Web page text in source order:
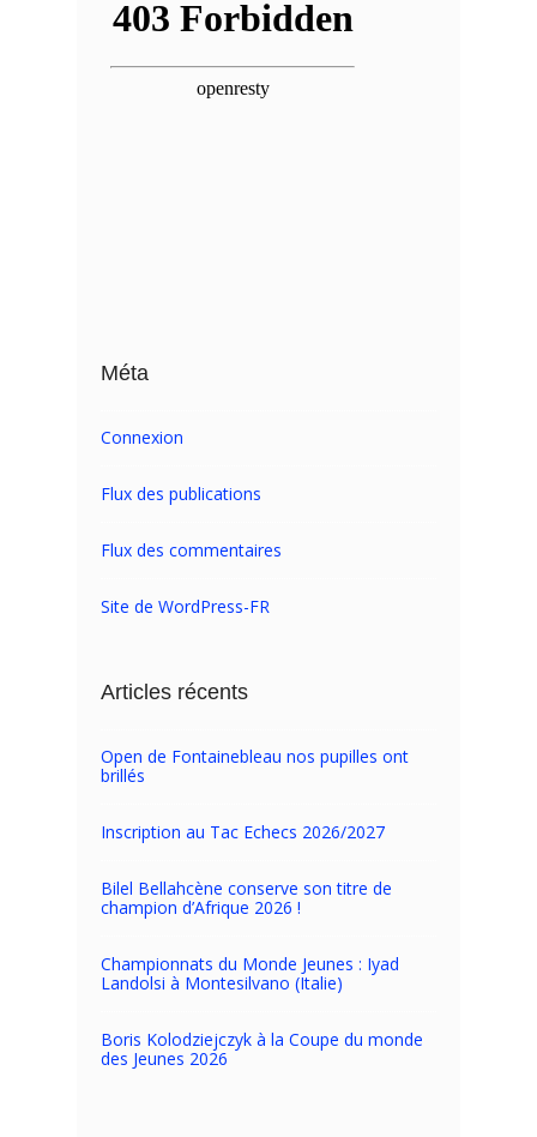
Méta
Connexion
Flux des publications
Flux des commentaires
Site de WordPress-FR
Articles récents
Open de Fontainebleau nos pupilles ont
brillés
Inscription au Tac Echecs 2026/2027
Bilel Bellahcène conserve son titre de
champion d’Afrique 2026 !
Championnats du Monde Jeunes : Iyad
Landolsi à Montesilvano (Italie)
Boris Kolodziejczyk à la Coupe du monde
des Jeunes 2026